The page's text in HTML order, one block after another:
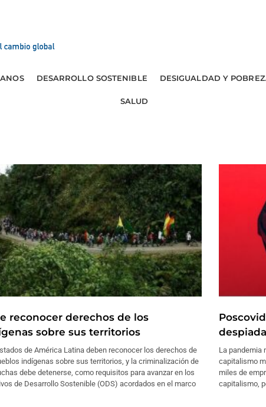
DESARROLLO SOSTENIBLE DESIGUALDAD Y
SALUD
reconocer derechos de los
sobre sus territorios
de América Latina deben reconocer los derechos de
indígenas sobre sus territorios, y la criminalización de
debe detenerse, como requisitos para avanzar en los
de Desarrollo Sostenible (ODS) acordados en el marco
La pandemia
capitalismo
miles de
capitalismo,